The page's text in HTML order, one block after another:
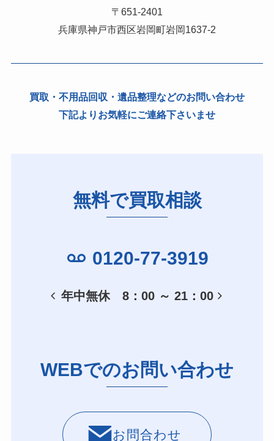
〒651-2401
兵庫県神戸市西区岩岡町岩岡1637-2
買取・不用品回収・遺品整理などのお問い合わせ
下記よりお気軽にご連絡下さいませ
無料で買取相談
0120-77-3919
年中無休 8：00 ～ 21：00
WEBでのお問い合わせ
お問合わせ